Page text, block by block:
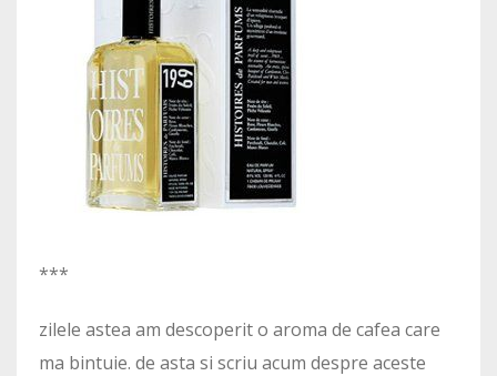
***
zilele astea am descoperit o aroma de cafea care
ma bintuie. de asta si scriu acum despre aceste